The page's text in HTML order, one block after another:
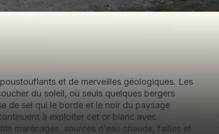
et de merveilles géologiques. Les
du soleil, où seuls quelques bergers
de sel qui le borde et le noir du paysage
à exploiter cet or blanc avec
marécages, sources d’eau chaude, failles et